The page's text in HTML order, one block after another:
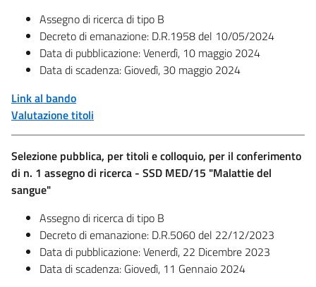
Assegno di ricerca di tipo B
Decreto di emanazione: D.R.1958 del 10/05/2024
Data di pubblicazione: Venerdì, 10 maggio 2024
Data di scadenza: Giovedì, 30 maggio 2024
Link al bando
Valutazione titoli
Selezione pubblica, per titoli e colloquio, per il conferimento
di n. 1 assegno di ricerca - SSD MED/15 "Malattie del
sangue"
Assegno di ricerca di tipo B
Decreto di emanazione: D.R.5060 del 22/12/2023
Data di pubblicazione: Venerdì, 22 Dicembre 2023
Data di scadenza: Giovedì, 11 Gennaio 2024